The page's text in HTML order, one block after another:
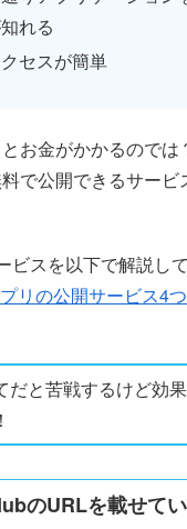
れる
セスが簡単
お金がかかるのでは
で公開できるサービ
ビスを以下で解説して
リの公開サービス4
だと苦戦するけど効
のURLを載せて